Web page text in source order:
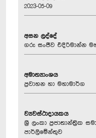
2023-05-09
අසන ලද්දේ
ගරු සංජීව එදිරිමාන්න
අමාත්‍යාංශය
ප්‍රවාහන හා මහාමාර්ග
ව්‍යවස්ථාදායකය
ශ්‍රී ලංකා ප්‍රජාතාන්ත්‍රික
පාර්ලිමේන්තුව